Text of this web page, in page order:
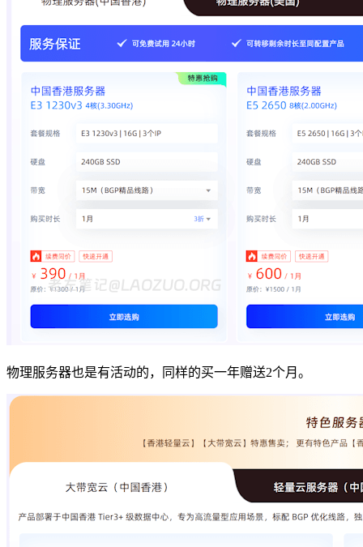
物理服务器也是有活动的，同样的买一年赠送2个月。